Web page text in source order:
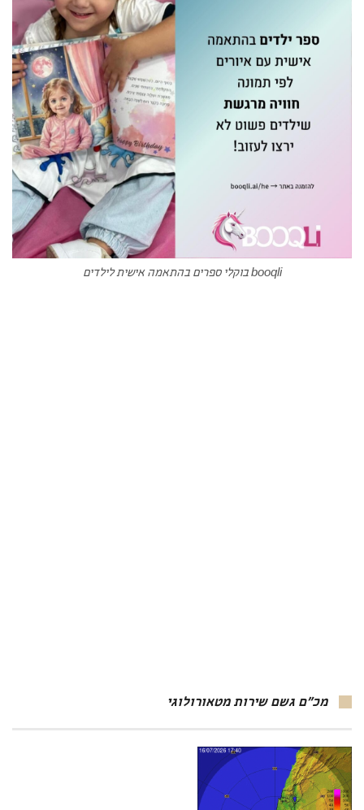
booqli בוקלי ספרים בהתאמה אישית לילדים
מכ"ם גשם שירות מטאורולוגי